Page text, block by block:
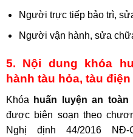
Người trực tiếp bảo trì,
Người vận hành, sửa
5. Nội dung khóa
hành tàu hỏa, tàu điện
Khóa
huấn luyện an
được biên soạn theo
Nghị định 44/2016 NĐ-